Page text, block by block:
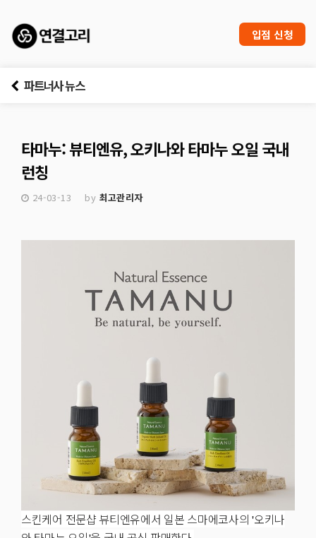
입점 신청
파트너사 뉴스
타마누: 뷰티엔유, 오키나와 타마누 오일 국내
런칭
24-03-13 by 최고관리자
스킨케어 전문샵 뷰티엔유에서 일본 스마에코사의 '오키나